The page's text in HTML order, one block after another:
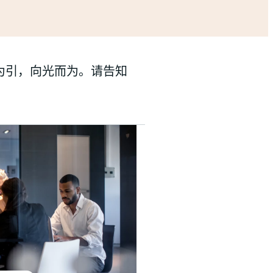
，向光而为。请告知